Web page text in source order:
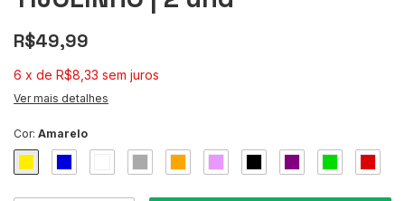
R$49,99
6 x de R$8,33 sem juros
Ver mais detalhes
Cor: Amarelo